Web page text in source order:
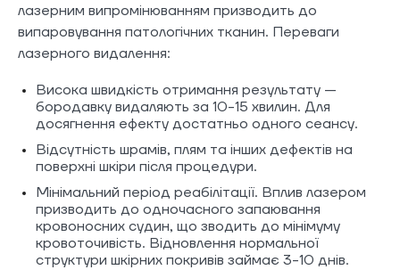
лазерним випромінюванням призводить до
випаровування патологічних тканин. Переваги
лазерного видалення:
Висока швидкість отримання результату —
бородавку видаляють за 10-15 хвилин. Для
досягнення ефекту достатньо одного сеансу.
Відсутність шрамів, плям та інших дефектів на
поверхні шкіри після процедури.
Мінімальний період реабілітації. Вплив лазером
призводить до одночасного запаювання
кровоносних судин, що зводить до мінімуму
кровоточивість. Відновлення нормальної
структури шкірних покривів займає 3-10 днів.